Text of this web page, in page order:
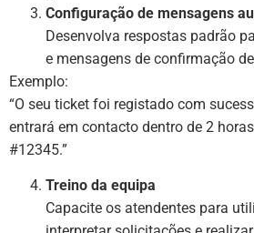
Configuração de mensagens
Desenvolva respostas padrão
e mensagens de confirmação
Exemplo:
“O seu ticket foi registado com
entrará em contacto dentro de 2
#12345.”
Treino da equipa
Capacite os atendentes para